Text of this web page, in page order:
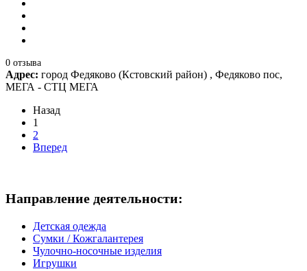
0 отзыва
Адрес: город Федяково (Кстовский район) , Федяково пос,
МЕГА - СТЦ МЕГА
Назад
1
2
Вперед
Направление деятельности:
Детская одежда
Сумки / Кожгалантерея
Чулочно-носочные изделия
Игрушки